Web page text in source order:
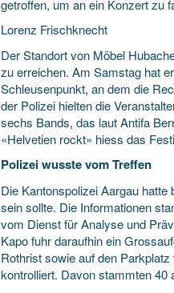
getroffen, um an ein Konzert zu
Lorenz Frischknecht
Der Standort von Möbel
zu erreichen. Am Samstag hat
Schleusenpunkt, an dem die
der Polizei hielten die
sechs Bands, das laut Antifa
«Helvetien rockt» hiess das
Polizei wusste vom Treffen
Die Kantonspolizei Aargau
sein sollte. Die Informationen
vom Dienst für Analyse und
Kapo fuhr daraufhin ein
Rothrist sowie auf den
kontrolliert. Davon stammten 40